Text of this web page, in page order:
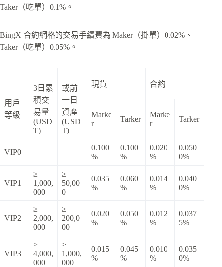
Taker（吃單）0.1%。
BingX 合約網格的交易手續費為 Maker（掛單）0.02%、
Taker（吃單）0.05%。
用戶
等級
3日累
積交
易量
(USD
T)
或前
一日
資產
(USD
T)
現貨 合約
Marke
r
Tarker
Marke
r
Tarker
VIP0 – –
0.100
%
0.100
%
0.020
%
0.050
0%
VIP1
≥
1,000,
000
≥
50,00
0
0.035
%
0.060
%
0.014
%
0.040
0%
VIP2
≥
2,000,
000
≥
200,0
00
0.020
%
0.050
%
0.012
%
0.037
5%
VIP3
≥
4,000,
000
≥
1,000,
000
0.015
%
0.045
%
0.010
%
0.035
0%